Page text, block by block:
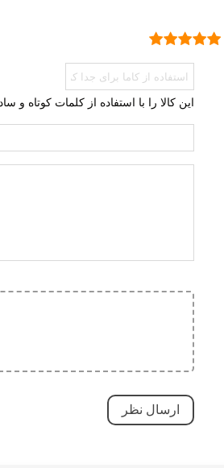
قابلیت ارتجاعی
کاهش فشارهای
طبی
بدون ساق
این کالا را با استفاده از کلمات کوتاه و